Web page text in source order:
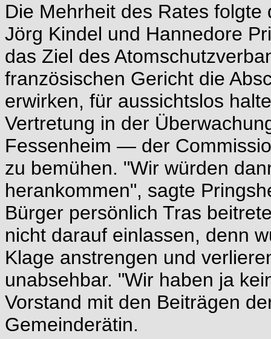
Die Mehrheit des Rates
Jörg Kindel und Hannedore
das Ziel des
französischen Gericht die
erwirken, für aussichtslos
Vertretung in der
Fessenheim — der
zu bemühen. "Wir würden
herankommen", sagte
Bürger persönlich Tras
nicht darauf einlassen, denn
Klage anstrengen und
unabsehbar. "Wir haben ja
Vorstand mit den Beiträgen
Gemeinderätin.